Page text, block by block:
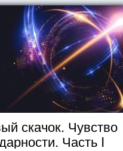
скачок. Чувство
Часть I